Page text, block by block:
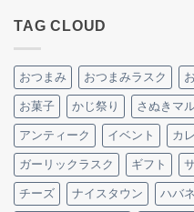
TAG CLOUD
おつまみ おつまみラスク
お菓子 かじ祭り さぬきマ
アンティーク イベント カ
ガーリックラスク ギフト
チーズ ナイスタウン ハバ